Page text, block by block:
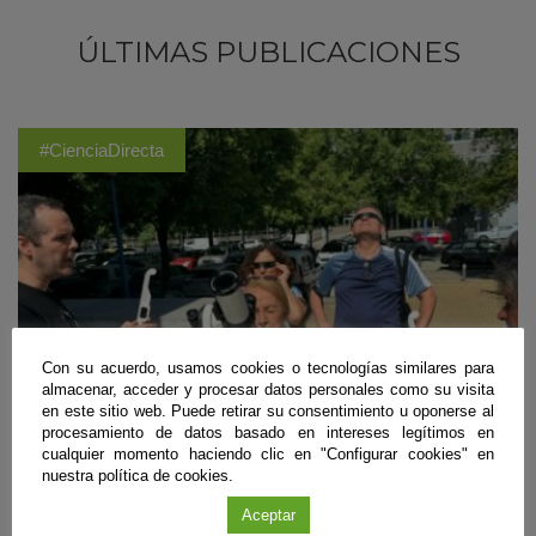
ÚLTIMAS PUBLICACIONES
#CienciaDirecta
Con su acuerdo, usamos cookies o tecnologías similares para
almacenar, acceder y procesar datos personales como su visita
en este sitio web. Puede retirar su consentimiento u oponerse al
procesamiento de datos basado en intereses legítimos en
cualquier momento haciendo clic en "Configurar cookies" en
nuestra política de cookies.
Aceptar